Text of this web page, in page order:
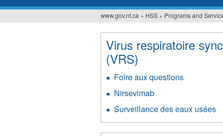
Vous
êtes
ici
www.gov.nt.ca » HSS » Programs and
Virus respiratoire
(VRS)
Foire aux questions
Nirsevimab
Surveillance des eaux usées